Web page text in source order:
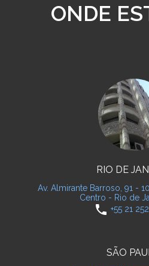
ONDE
RIO DE
Av. Almirante Barroso, 91 -
Centro - Rio de
phone +55 21
SÃO